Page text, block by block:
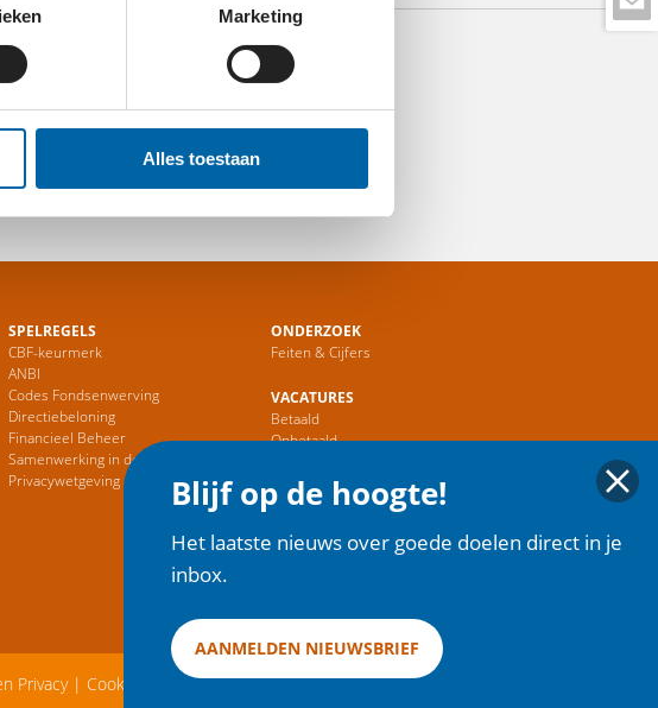
Marketing
Alles toestaan
Blijf op de hoogte!
Het laatste nieuws over goede doelen direct in je
inbox.
AANMELDEN NIEUWSBRIEF
SPELREGELS
CBF-keurmerk
ANBI
Codes Fondsenwerving
Directiebeloning
Financieel Beheer
Samenwerking in de Sector
Privacywetgeving
ONDERZOEK
Feiten & Cijfers
VACATURES
Betaald
Onbetaald
HOME
Privacy| Cookies | Copyright 2025